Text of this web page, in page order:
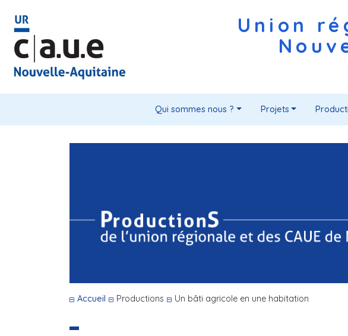
Union
Qui sommes nous ? Projets
Accueil Productions Un bâti agricole en une habitation